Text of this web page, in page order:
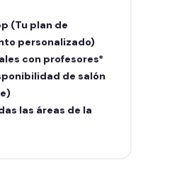
(Tu plan de
personalizado)
con profesores*
de salón
las áreas de la